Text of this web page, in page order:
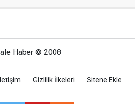
Haber © 2008
Gizlilik İlkeleri Sitene Ekle